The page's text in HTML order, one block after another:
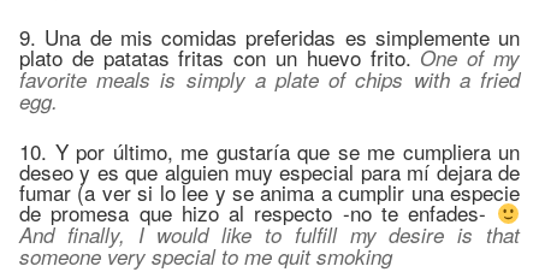
9. Una de mis comidas preferidas es simplemente un
plato de patatas fritas con un huevo frito.One of my
favorite meals is simply a plate of chips with a fried
egg.
10. Y por último, me gustaría que se me cumpliera un
deseo y es que alguien muy especial para mí dejara de
fumar (a ver si lo lee y se anima a cumplir una especie
de promesa que hizo al respecto -no te enfades-
And finally, I would like to fulfill my desire is that
someone very special to me quit smoking